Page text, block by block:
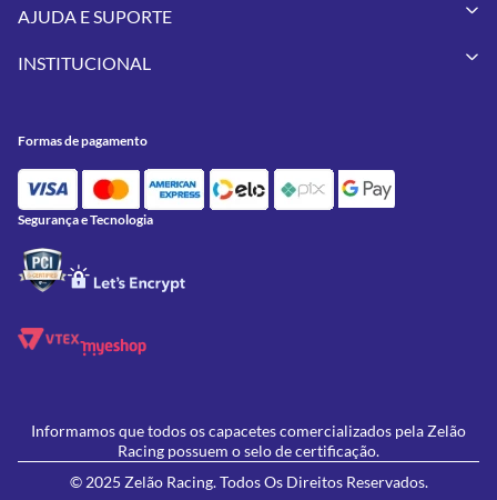
Vestuários
Pneus
Utilidades
Feminino
Lançamentos
AJUDA E SUPORTE
Meus Pedidos
Política de Privacidade
Política de Campanhas e promoções
INSTITUCIONAL
Contato
Oficina/Serviços
Formas de pagamento
Segurança e Tecnologia
Informamos que todos os capacetes comercializados pela Zelão
Racing possuem o selo de certificação.
© 2025 Zelão Racing. Todos Os Direitos Reservados.